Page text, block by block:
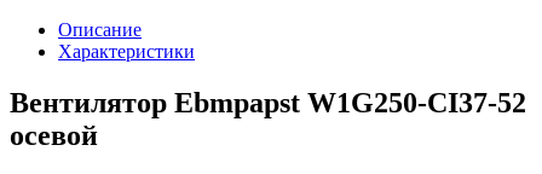
Описание
Характеристики
Вентилятор Ebmpapst W1G250-CI37-52
осевой